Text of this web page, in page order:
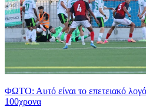
ΦΩΤΟ: Αυτό είναι το επετειακό
100χρονα